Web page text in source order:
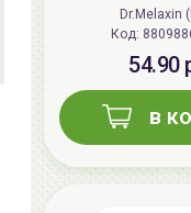
Dr.Melaxin
Код:
54.90
в